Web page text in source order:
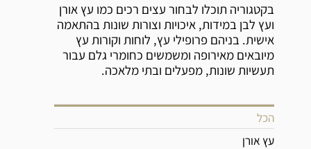
בקטגוריה תוכלו לבחור עצים רכים כמו עץ אורן
ועץ לבן במידות, איכויות וצורות שונות בהתאמה
אישית. בניהם פרופילי עץ, לוחות וקורות עץ
מיובאים מאירופה ומשמשים כחומרי גלם עבור
תעשיות שונות, מפעלים ובתי מלאכה.
הכל
עץ אורן